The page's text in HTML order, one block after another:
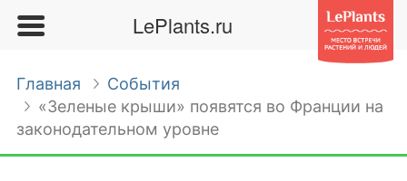
LePlants.ru
Главная
События
«Зеленые крыши» появятся во Франции на
законодательном уровне